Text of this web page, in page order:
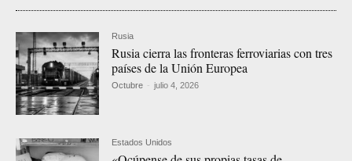
Rusia
Rusia cierra las fronteras ferroviarias con tres
países de la Unión Europea
Octubre - julio 4, 2026
Estados Unidos